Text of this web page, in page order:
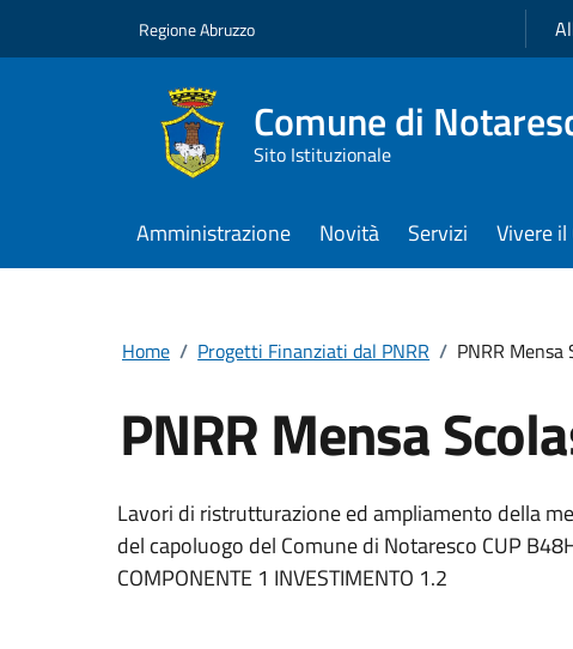
Regione Abruzzo
Comune di
Sito Istituzionale
Amministrazione Novità Servizi Vivere
Home / Progetti Finanziati dal PNRR / PNRR Mensa
PNRR Mensa
Lavori di ristrutturazione ed ampliamento della
del capoluogo del Comune di Notaresco CUP
COMPONENTE 1 INVESTIMENTO 1.2